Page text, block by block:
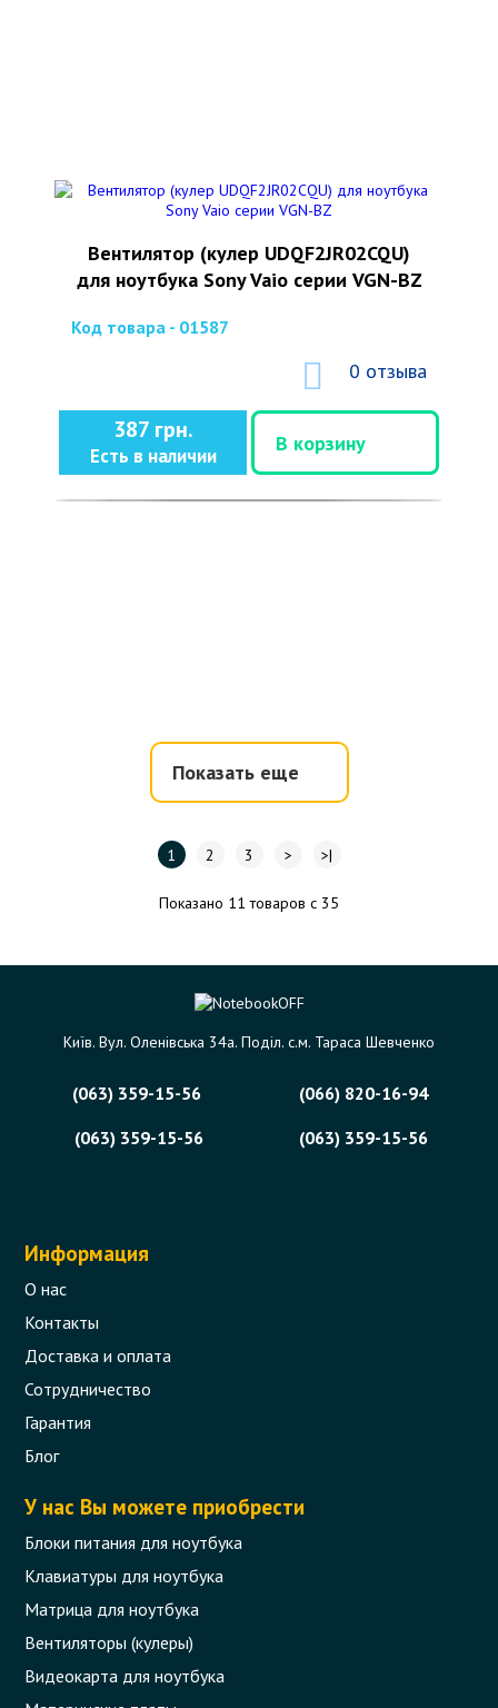
Вентилятор (кулер UDQF2JR02CQU)
для ноутбука Sony Vaio серии VGN-BZ
Код товара - 01587
0 отзыва
387 грн.
Есть в наличии
В корзину
Показать еще
1 2 3 > >|
Показано 11 товаров с 35
Київ. Вул. Оленівська 34а. Поділ. с.м. Тараса Шевченко
(063) 359-15-56
(066) 820-16-94
(063) 359-15-56
(063) 359-15-56
Информация
О нас
Контакты
Доставка и оплата
Сотрудничество
Гарантия
Блог
У нас Вы можете приобрести
Блоки питания для ноутбука
Клавиатуры для ноутбука
Матрица для ноутбука
Вентиляторы (кулеры)
Видеокарта для ноутбука